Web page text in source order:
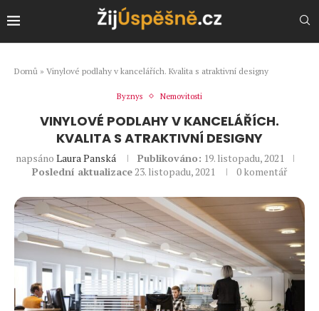
Domů » Vinylové podlahy v kancelářích. Kvalita s atraktivní designy
Byznys Nemovitosti
VINYLOVÉ PODLAHY V KANCELÁŘÍCH.
KVALITA S ATRAKTIVNÍ DESIGNY
napsáno Laura Panská Publikováno: 19. listopadu, 2021
Poslední aktualizace23. listopadu, 2021 0 komentář